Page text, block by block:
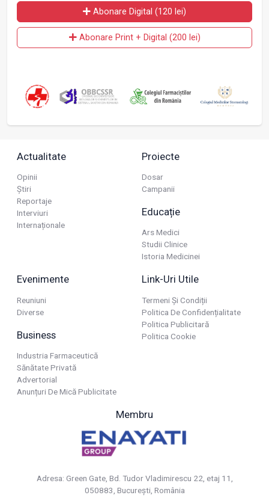
Abonare Digital (120 lei)
Abonare Print + Digital (200 lei)
Actualitate
Opinii
Știri
Reportaje
Interviuri
Internaționale
Proiecte
Dosar
Campanii
Educație
Ars Medici
Studii Clinice
Istoria Medicinei
Evenimente
Reuniuni
Diverse
Business
Industria Farmaceutică
Sănătate Privată
Advertorial
Anunțuri De Mică Publicitate
Link-Uri Utile
Termeni Și Condiții
Politica De Confidențialitate
Politica Publicitară
Politica Cookie
Membru
Adresa: Green Gate, Bd. Tudor Vladimirescu 22, etaj 11,
050883, Bucureşti, România